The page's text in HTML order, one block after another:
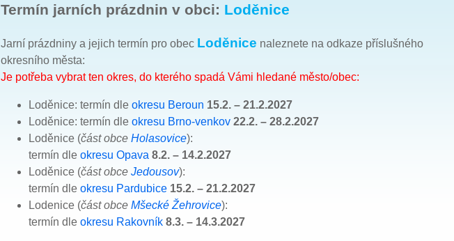
Termín jarních prázdnin v obci: Loděnice
Jarní prázdniny a jejich termín pro obec Loděnice naleznete na odkaze příslušného
okresního města:
Je potřeba vybrat ten okres, do kterého spadá Vámi hledané město/obec:
Loděnice: termín dle okresu Beroun 15.2. – 21.2.2027
Loděnice: termín dle okresu Brno-venkov 22.2. – 28.2.2027
Loděnice (část obce Holasovice):
termín dle okresu Opava 8.2. – 14.2.2027
Loděnice (část obce Jedousov):
termín dle okresu Pardubice 15.2. – 21.2.2027
Lodenice (část obce Mšecké Žehrovice):
termín dle okresu Rakovník 8.3. – 14.3.2027